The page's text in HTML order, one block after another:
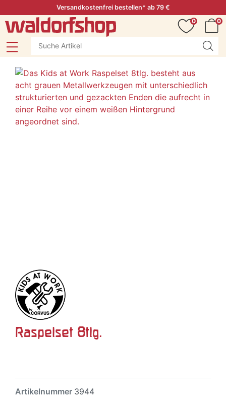
Versandkostenfrei bestellen* ab 79 €
0
0
Raspelset 8tlg.
Artikelnummer 3944